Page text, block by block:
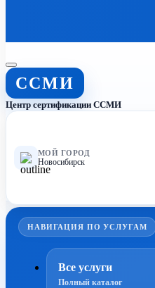
ССМИ
Центр сертификации ССМИ
МОЙ ГОРОД
Новосибирск
НАВИГАЦИЯ ПО УСЛУГАМ
Все услуги
Полный каталог